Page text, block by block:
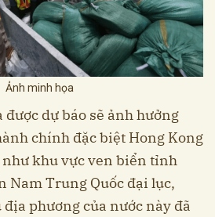
Ảnh minh họa
được dự báo sẽ ảnh hưởng
chính đặc biệt Hong Kong
như khu vực ven biển tỉnh
Nam Trung Quốc đại lục,
phương của nước này đã